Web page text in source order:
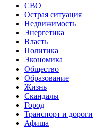
СВО
Острая ситуация
Недвижимость
Энергетика
Власть
Политика
Экономика
Общество
Образование
Жизнь
Скандалы
Город
Транспорт и дороги
Афиша